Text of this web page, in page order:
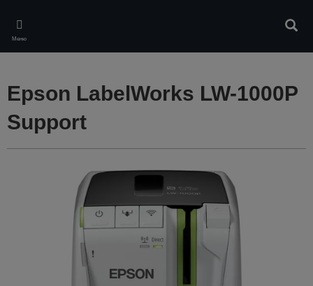
main
content
Меню
Epson LabelWorks LW-1000P
Support